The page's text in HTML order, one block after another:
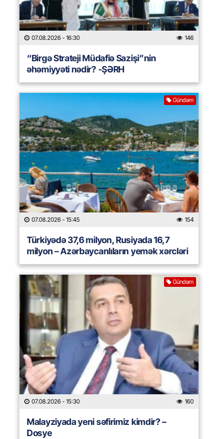
07.08.2026 - 16:30 146
“Birgə Strateji Müdafiə Sazişi”nin
əhəmiyyəti nədir? -ŞƏRH
Gündəm
07.08.2026 - 15:45 154
Türkiyədə 37,6 milyon, Rusiyada 16,7
milyon – Azərbaycanlıların yemək xərcləri
Gündəm
07.08.2026 - 15:30 160
Malayziyada yeni səfirimiz kimdir? –
Dosye